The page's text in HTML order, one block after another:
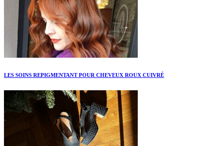
LES SOINS REPIGMENTANT POUR CHEVEUX ROUX CUIVRÉ